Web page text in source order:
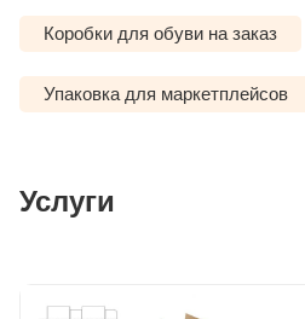
Коробки для обуви на заказ
Упаковка для маркетплейсов
Услуги